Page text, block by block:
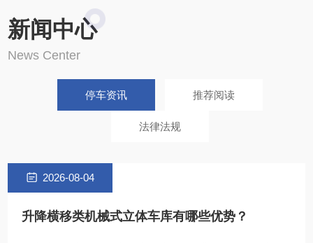
车库维保换季养护
新闻中心
News Center
停车资讯 推荐阅读
法律法规
2026-08-04
升降横移类机械式立体车库有哪些优势？